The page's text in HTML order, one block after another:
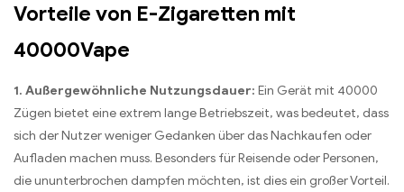
Vorteile von E-Zigaretten mit
40000Vape
1. Außergewöhnliche Nutzungsdauer: Ein Gerät mit 40000
Zügen bietet eine extrem lange Betriebszeit, was bedeutet, dass
sich der Nutzer weniger Gedanken über das Nachkaufen oder
Aufladen machen muss. Besonders für Reisende oder Personen,
die ununterbrochen dampfen möchten, ist dies ein großer Vorteil.